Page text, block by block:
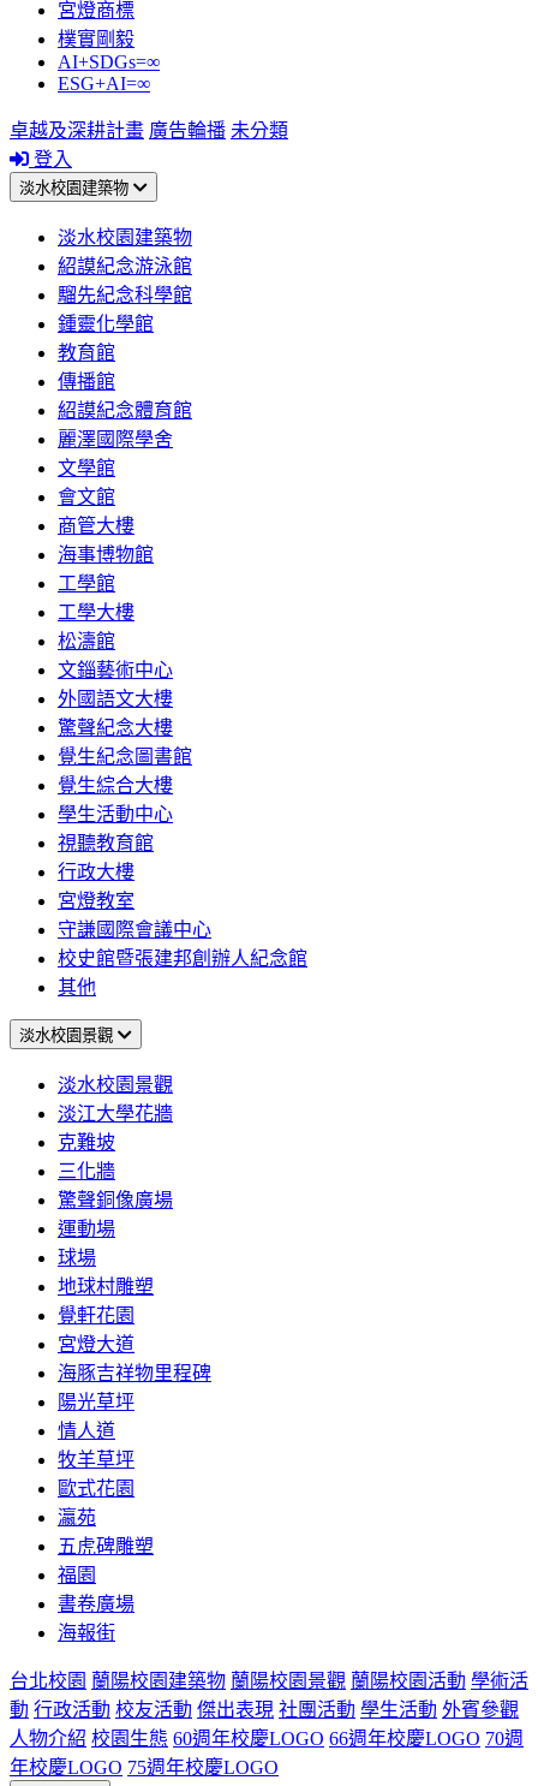
宮燈商標
樸實剛毅
AI+SDGs=∞
ESG+AI=∞
卓越及深耕計畫 廣告輪播 未分類
登入
淡水校園建築物
淡水校園建築物
紹謨紀念游泳館
騮先紀念科學館
鍾靈化學館
教育館
傳播館
紹謨紀念體育館
麗澤國際學舍
文學館
會文館
商管大樓
海事博物館
工學館
工學大樓
松濤館
文錙藝術中心
外國語文大樓
驚聲紀念大樓
覺生紀念圖書館
覺生綜合大樓
學生活動中心
視聽教育館
行政大樓
宮燈教室
守謙國際會議中心
校史館暨張建邦創辦人紀念館
其他
淡水校園景觀
淡水校園景觀
淡江大學花牆
克難坡
三化牆
驚聲銅像廣場
運動場
球場
地球村雕塑
覺軒花園
宮燈大道
海豚吉祥物里程碑
陽光草坪
情人道
牧羊草坪
歐式花園
瀛苑
五虎碑雕塑
福園
書卷廣場
海報街
台北校園 蘭陽校園建築物 蘭陽校園景觀 蘭陽校園活動 學術活
動 行政活動 校友活動 傑出表現 社團活動 學生活動 外賓參觀
人物介紹 校園生態 60週年校慶LOGO 66週年校慶LOGO 70週
年校慶LOGO 75週年校慶LOGO